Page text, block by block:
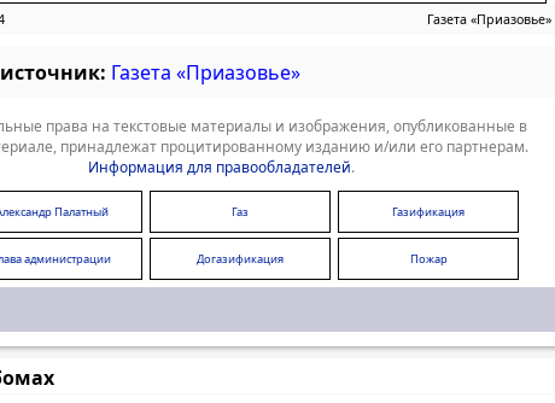
Газета «Приазовье»
Газета «Приазовье»
права на текстовые материалы и изображения, опубликованные в
принадлежат процитированному изданию и/или его партнерам.
Информация для правообладателей.
Палатный Газ Газификация
администрации Догазификация Пожар